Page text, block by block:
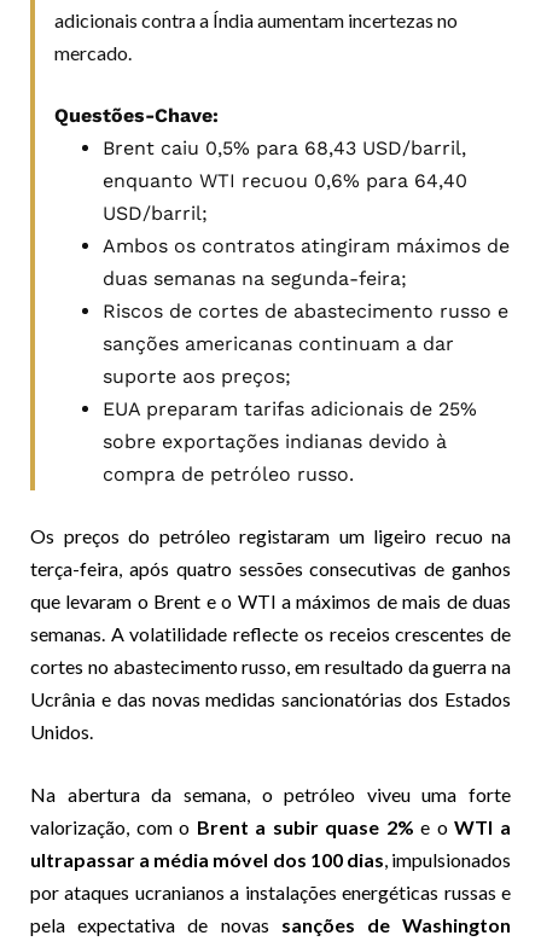
adicionais contra a Índia aumentam incertezas no
mercado.
Questões-Chave:
Brent caiu 0,5% para 68,43 USD/barril,
enquanto WTI recuou 0,6% para 64,40
USD/barril;
Ambos os contratos atingiram máximos de
duas semanas na segunda-feira;
Riscos de cortes de abastecimento russo e
sanções americanas continuam a dar
suporte aos preços;
EUA preparam tarifas adicionais de 25%
sobre exportações indianas devido à
compra de petróleo russo.
Os preços do petróleo registaram um ligeiro recuo na
terça-feira, após quatro sessões consecutivas de ganhos
que levaram o Brent e o WTI a máximos de mais de duas
semanas. A volatilidade reflecte os receios crescentes de
cortes no abastecimento russo, em resultado da guerra na
Ucrânia e das novas medidas sancionatórias dos Estados
Unidos.
Na abertura da semana, o petróleo viveu uma forte
valorização, com o Brent a subir quase 2% e oWTI a
ultrapassar a média móvel dos 100 dias, impulsionados
por ataques ucranianos a instalações energéticas russas e
pela expectativa de novas sanções de Washington